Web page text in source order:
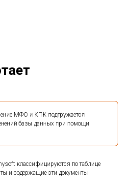
МФО и КПК подгружается
базы данных при помощи
классифицируются по таблице
и содержащие эти документы